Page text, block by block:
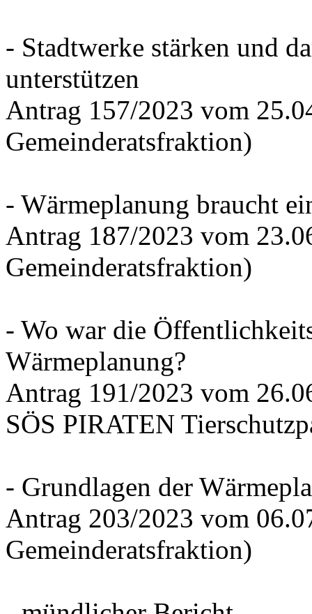
- Stadtwerke stärken und
unterstützen
Antrag 157/2023 vom
Gemeinderatsfraktion)
- Wärmeplanung braucht
Antrag 187/2023 vom
Gemeinderatsfraktion)
- Wo war die
Wärmeplanung?
Antrag 191/2023 vom
SÖS PIRATEN
- Grundlagen der
Antrag 203/2023 vom
Gemeinderatsfraktion)